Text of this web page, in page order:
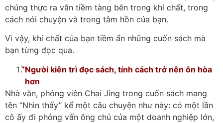
chúng thực ra vẫn tiềm tàng bên trong khí chất, trong
cách nói chuyện và trong tâm hồn của bạn.
Vì vậy, khí chất của bạn tiềm ẩn những cuốn sách mà
bạn từng đọc qua.
̛̛̀Người kiên trì đọc sách, tính cách trở nên ôn hòa
hơn
Nhà văn, phóng viên Chai Jing trong cuốn sách mang
tên “Nhìn thấy” kể một câu chuyện như này: có một lần
cô ấy đi phỏng vấn ông chủ của một doanh nghiệp lớn,